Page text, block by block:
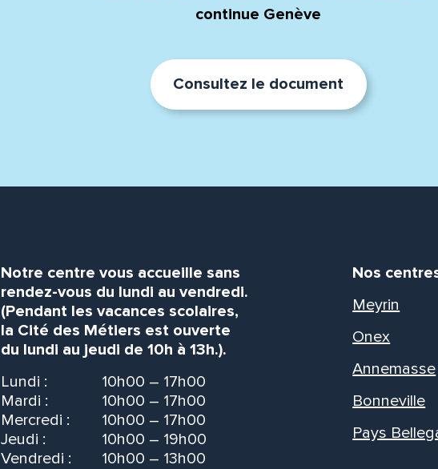
continue Genève
Consultez le document
Notre centre vous accueille sans
rendez-vous du lundi au vendredi.
(Pendant les vacances scolaires,
la Cité des Métiers est ouverte
du lundi au jeudi de 10h à 13h.).
Lundi :
10h00 – 17h00
Mardi :
10h00 – 17h00
Mercredi :
10h00 – 17h00
Jeudi :
10h00 – 19h00
Vendredi :
10h00 – 13h00
Nos
Meyrin
Onex
Annemasse
Bonneville
Pays